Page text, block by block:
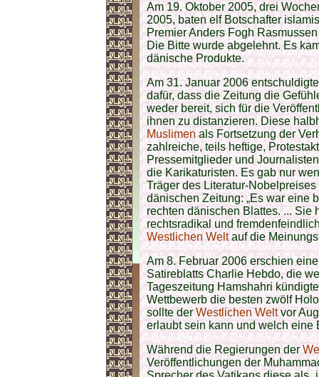
Am 19. Oktober 2005, drei
2005, baten elf Botschafter
Premier Anders Fogh
Die Bitte wurde abgelehnt. Es
dänische Produkte.
Am 31. Januar 2006
dafür, dass die Zeitung die
weder bereit, sich für die
ihnen zu distanzieren. Diese
Muslimenals Fortsetzung der
zahlreiche, teils heftige,
Pressemitglieder und
die Karikaturisten. Es gab nur
Träger des Literatur-
dänischen Zeitung: „Es war eine
rechten dänischen Blattes. ... Sie
rechtsradikal und
Westlichen Weltauf die
Am 8. Februar 2006 erschien
Satireblatts Charlie Hebdo, die
Tageszeitung Hamshahri
Wettbewerb die besten zwölf
sollte derWestlichen Weltvor
erlaubt sein kann und welch eine
Während die Regierungen der
Veröffentlichungen der